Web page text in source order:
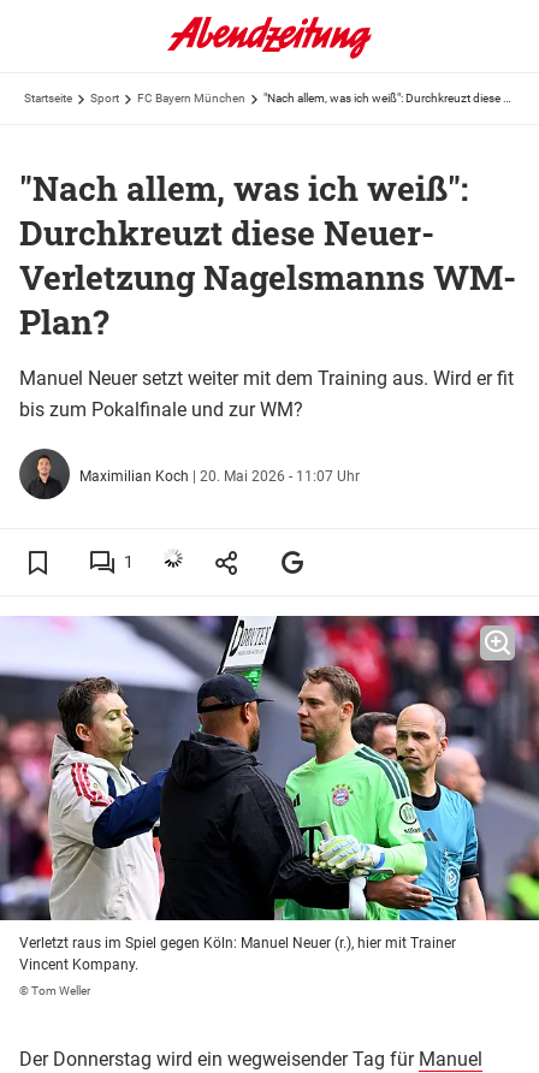
Startseite Sport FC Bayern München
"Nach allem, was ich weiß":
Durchkreuzt diese Neuer-
Verletzung Nagelsmanns WM-
Plan?
Manuel Neuer setzt weiter mit dem Training aus. Wird er fit
bis zum Pokalfinale und zur WM?
Maximilian Koch | 20. Mai 2026 - 11:07 Uhr
1
Verletzt raus im Spiel gegen Köln: Manuel Neuer (r.), hier mit Trainer
Vincent Kompany.
© Tom Weller
Der Donnerstag wird ein wegweisender Tag für Manuel